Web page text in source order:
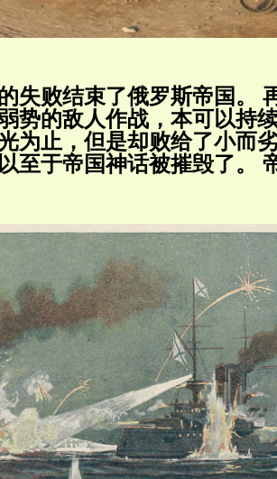
失败结束了俄罗斯帝国。
势的敌人作战，本可以持
为止，但是却败给了小而
至于帝国神话被摧毁了。